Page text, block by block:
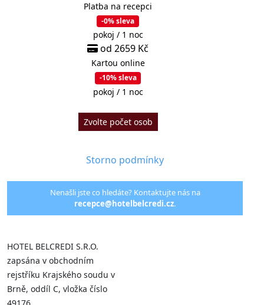
Platba na recepci
-0% sleva
pokoj / 1 noc
od 2659 Kč
Kartou online
-10% sleva
pokoj / 1 noc
Zvolte počet osob
Storno podmínky
Nenašli jste co hledáte? Kontaktujte nás na
recepce@hotelbelcredi.cz.
HOTEL BELCREDI S.R.O.
zapsána v obchodním
rejstříku Krajského soudu v
Brně, oddíl C, vložka číslo
49176